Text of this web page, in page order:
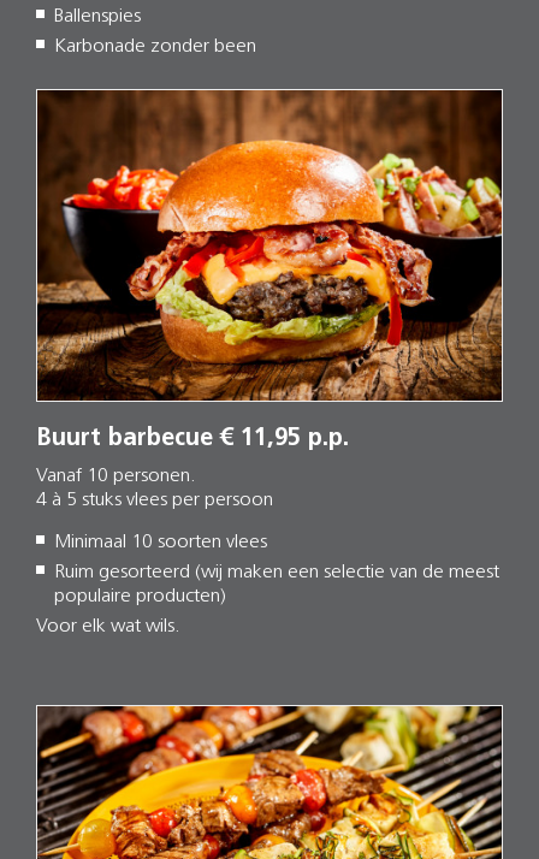
Ballenspies
Karbonade zonder been
Buurt barbecue € 11,95 p.p.
Vanaf 10 personen.
4 à 5 stuks vlees per persoon
Minimaal 10 soorten vlees
Ruim gesorteerd (wij maken een selectie van de meest
populaire producten)
Voor elk wat wils.